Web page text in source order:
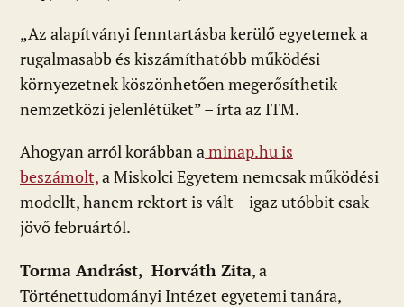
„Az alapítványi fenntartásba kerülő egyetemek a
rugalmasabb és kiszámíthatóbb működési
környezetnek köszönhetően megerősíthetik
nemzetközi jelenlétüket” – írta az ITM.
Ahogyan arról korábban aminap.hu is
beszámolt,a Miskolci Egyetem nemcsak működési
modellt, hanem rektort is vált – igaz utóbbit csak
jövő februártól.
Torma Andrást, Horváth Zita, a
Történettudományi Intézet egyetemi tanára,